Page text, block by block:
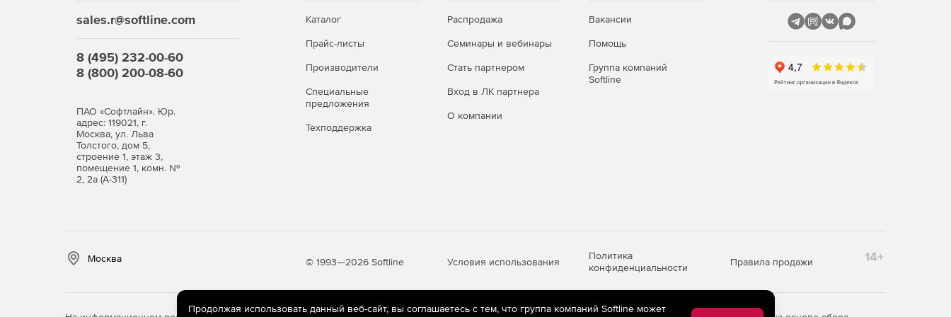
sales.r@softline.com
8 (495) 232-00-60
8 (800) 200-08-60
ПАО «Софтлайн». Юр.
адрес: 119021, г.
Москва, ул. Льва
Толстого, дом 5,
строение 1, этаж 3,
помещение 1, комн. №
2, 2а (А-311)
Каталог
Прайс-листы
Производители
Специальные
предложения
Техподдержка
Распродажа
Семинары и вебинары
Стать партнером
Вход в ЛК партнера
О компании
Вакансии
Помощь
Группа компаний
Softline
Москва © 1993—2026 Softline Условия использования
Политика
конфиденциальности
Правила продажи 14+
Продолжая использовать данный веб-сайт, вы соглашаетесь с тем, что группа компаний Softline может